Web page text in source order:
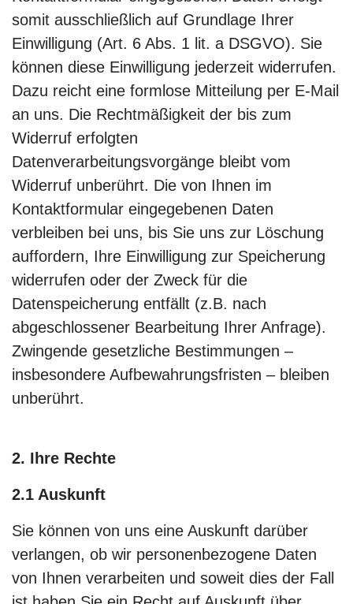
somit ausschließlich auf Grundlage Ihrer
Einwilligung (Art. 6 Abs. 1 lit. a DSGVO). Sie
können diese Einwilligung jederzeit widerrufen.
Dazu reicht eine formlose Mitteilung per E-Mail
an uns. Die Rechtmäßigkeit der bis zum
Widerruf erfolgten
Datenverarbeitungsvorgänge bleibt vom
Widerruf unberührt. Die von Ihnen im
Kontaktformular eingegebenen Daten
verbleiben bei uns, bis Sie uns zur Löschung
auffordern, Ihre Einwilligung zur Speicherung
widerrufen oder der Zweck für die
Datenspeicherung entfällt (z.B. nach
abgeschlossener Bearbeitung Ihrer Anfrage).
Zwingende gesetzliche Bestimmungen –
insbesondere Aufbewahrungsfristen – bleiben
unberührt.
2. Ihre Rechte
2.1 Auskunft
Sie können von uns eine Auskunft darüber
verlangen, ob wir personen­bezogene Daten
von Ihnen verarbeiten und soweit dies der Fall